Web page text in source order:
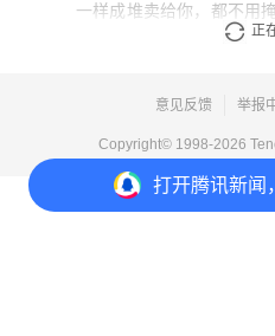
打开腾讯新闻
一样成堆卖给你，都不用
回复
正
意见反馈 举报
Copyright© 1998-2026